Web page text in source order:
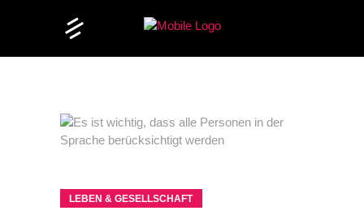
LEBEN & GESELLSCHAFT